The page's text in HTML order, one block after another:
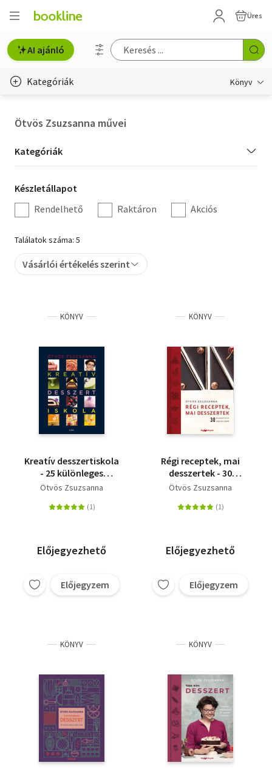
Üres
AI ajánló
Kategóriák Könyv
Hobbi, szabadidő
Irodalom
Művészet
Szakkönyv
Tankönyv, segédkönyv
Társadalomtudomány
Természettudomány
Történelem
Ötvös Zsuzsanna művei
Kategória
szűrés
Kategóriák
Készletállapot
szűrés
Készletállapot
Rendelhető
Raktáron Akciós
Találatok száma: 5
Vásárlói értékelés szerint
KÖNYV
Kreatív desszertiskola
- 25 különleges
desszert, 35
lehetőség
Ötvös Zsuzsanna
Előjegyezhető
Előjegyzem
KÖNYV
Régi receptek, mai
desszertek - 30
klasszikus kreatívan
Ötvös Zsuzsanna
Előjegyezhető
Előjegyzem
KÖNYV KÖNYV